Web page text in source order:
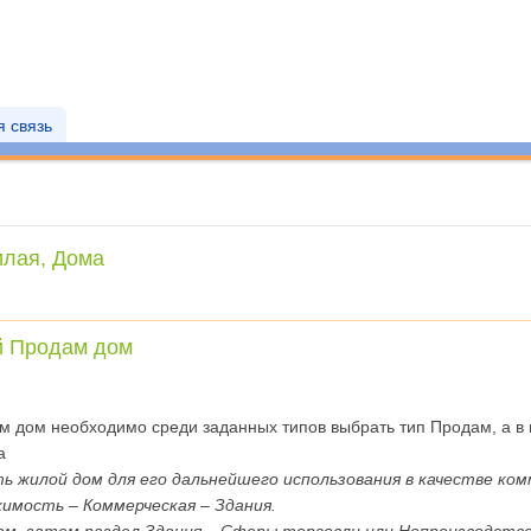
связь
Дома
Продам дом
дом необходимо среди заданных типов выбрать тип Продам, а в
дом для его дальнейшего использования в качестве
– Коммерческая – Здания.